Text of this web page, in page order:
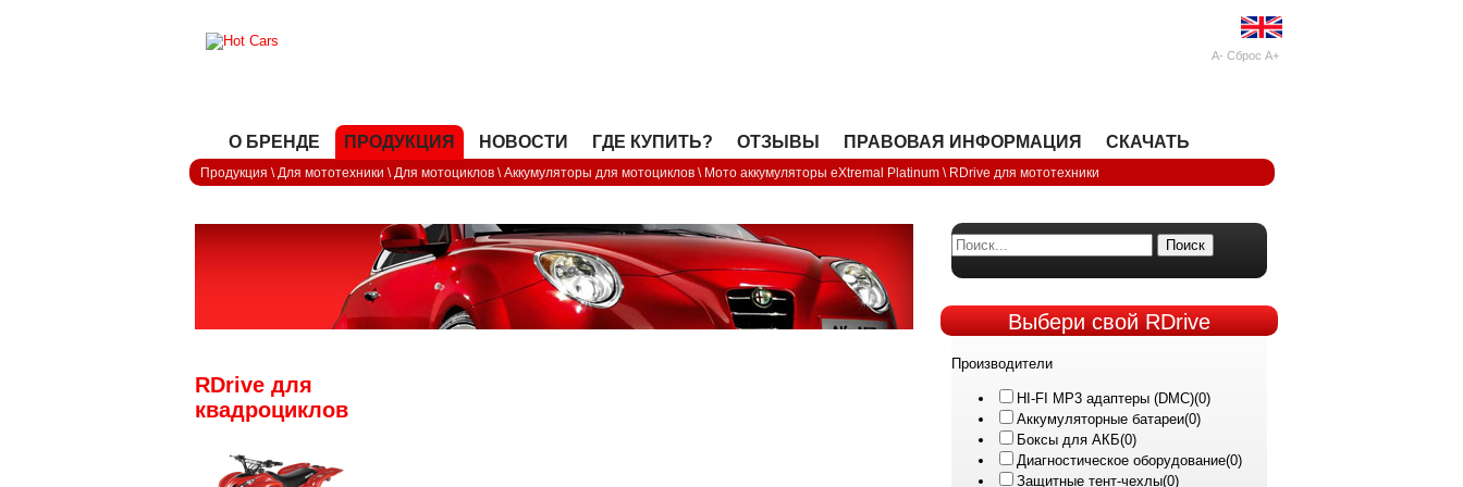
A- Сброс A+
О БРЕНДЕ ПРОДУКЦИЯ НОВОСТИ ГДЕ КУПИТЬ? ОТЗЫВЫ ПРАВОВАЯ ИНФОРМАЦИЯ СКАЧАТЬ
Продукция \ Для мототехники \ Для мотоциклов\ Аккумуляторы для мотоциклов\ Мото аккумуляторы eXtremal Platinum\ RDrive для мототехники
RDrive для
квадроциклов
Поиск
Выберисвой RDrive
Производители
HI-FI MP3 адаптеры (DMC)(0)
Аккумуляторные батареи(0)
Боксы для АКБ(0)
Диагностическое оборудование(0)
Защитные тент-чехлы(0)